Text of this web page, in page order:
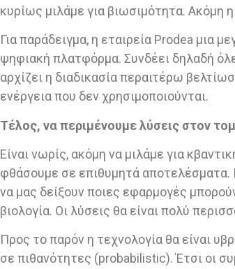
κυρίως μιλάμε για βιωσιμότητα. Ακόμη
Για παράδειγμα, η εταιρεία Prodea μια
ψηφιακή πλατφόρμα. Συνδέει δηλαδή
αρχίζει η διαδικασία περαιτέρω
ενέργεια που δεν χρησιμοποιούνται.
Τέλος, να περιμένουμε λύσεις στον
Είναι νωρίς, ακόμη να μιλάμε για
φθάσουμε σε επιθυμητά αποτελέσματα.
να μας δείξουν ποιες εφαρμογές
βιολογία. Οι λύσεις θα είναι πολύ
Προς το παρόν η τεχνολογία θα είναι
σε πιθανότητες (probabilistic). Έτσι οι